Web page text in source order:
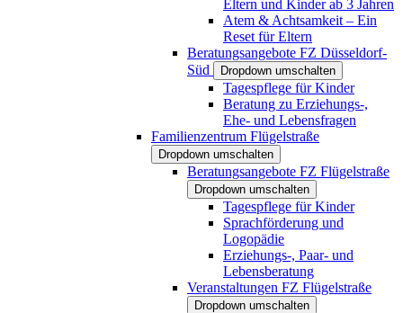
Eltern und Kinder ab 3 Jahren
Atem & Achtsamkeit – Ein
Reset für Eltern
Beratungsangebote FZ Düsseldorf-
Süd
Dropdown umschalten
Tagespflege für Kinder
Beratung zu Erziehungs-,
Ehe- und Lebensfragen
Familienzentrum Flügelstraße
Dropdown umschalten
Beratungsangebote FZ Flügelstraße
Dropdown umschalten
Tagespflege für Kinder
Sprachförderung und
Logopädie
Erziehungs-, Paar- und
Lebensberatung
Veranstaltungen FZ Flügelstraße
Dropdown umschalten